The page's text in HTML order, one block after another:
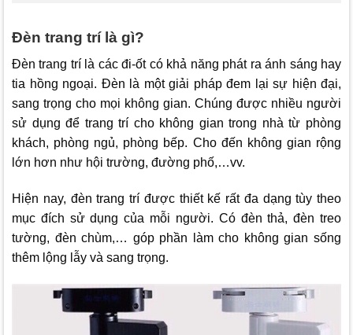
Đèn trang trí là gì?
Đèn trang trí là các đi-ốt có khả năng phát ra ánh sáng hay
tia hồng ngoại. Đèn là một giải pháp đem lại sự hiện đại,
sang trọng cho mọi không gian. Chúng được nhiều người
sử dụng để trang trí cho không gian trong nhà từ phòng
khách, phòng ngủ, phòng bếp. Cho đến không gian rộng
lớn hơn như hội trường, đường phố,…vv.
Hiện nay, đèn trang trí được thiết kế rất đa dạng tùy theo
mục đích sử dụng của mỗi người. Có đèn thả, đèn treo
tường, đèn chùm,… góp phần làm cho không gian sống
thêm lộng lẫy và sang trọng.